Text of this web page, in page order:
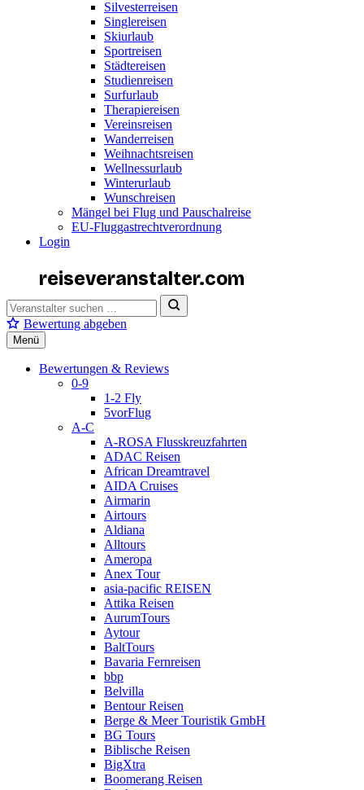
Silvesterreisen
Singlereisen
Skiurlaub
Sportreisen
Städtereisen
Studienreisen
Surfurlaub
Therapiereisen
Vereinsreisen
Wanderreisen
Weihnachtsreisen
Wellnessurlaub
Winterurlaub
Wunschreisen
Mängel bei Flug und Pauschalreise
EU-Fluggastrechtverordnung
Login
reiseveranstalter.com
Bewertung abgeben
Menü
Bewertungen & Reviews
0-9
1-2 Fly
5vorFlug
A-C
A-ROSA Flusskreuzfahrten
ADAC Reisen
African Dreamtravel
AIDA Cruises
Airmarin
Airtours
Aldiana
Alltours
Ameropa
Anex Tour
asia-pacific REISEN
Attika Reisen
AurumTours
Aytour
BaltTours
Bavaria Fernreisen
bbp
Belvilla
Bentour Reisen
Berge & Meer Touristik GmbH
BG Tours
Biblische Reisen
BigXtra
Boomerang Reisen